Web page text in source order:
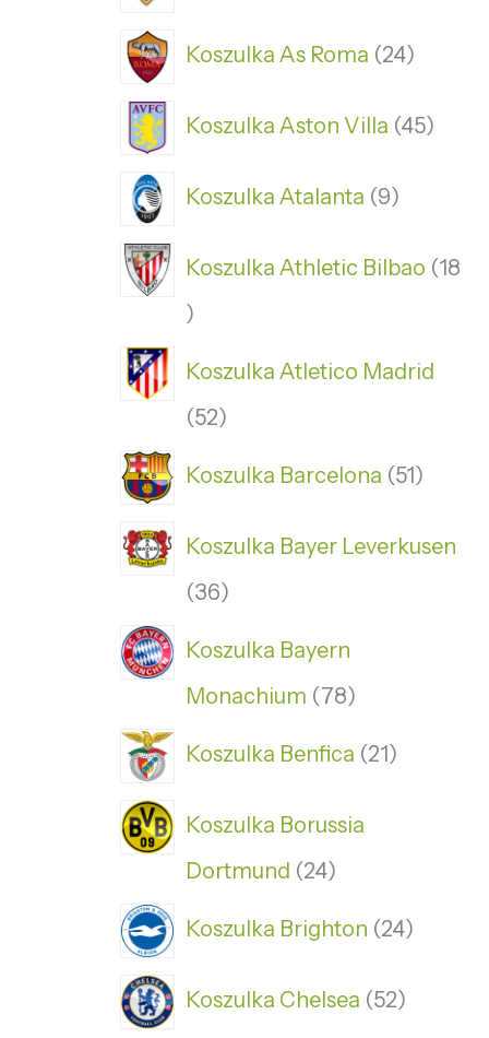
Koszulka As Roma 24
Koszulka Aston Villa 45
Koszulka Atalanta 9
Koszulka Athletic Bilbao 18
Koszulka Atletico Madrid
52
Koszulka Barcelona 51
Koszulka Bayer Leverkusen
36
Koszulka Bayern
Monachium
78
Koszulka Benfica 21
Koszulka Borussia
Dortmund 24
Koszulka Brighton 24
Koszulka Chelsea 52